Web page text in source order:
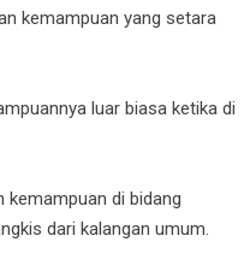
kemampuan yang setara
luar biasa ketika di
di bidang
dari kalangan umum.